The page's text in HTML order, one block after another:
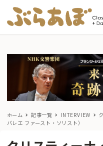
ホーム 記事一覧 INTERVIEW
バレエ ファースト・ソリスト）